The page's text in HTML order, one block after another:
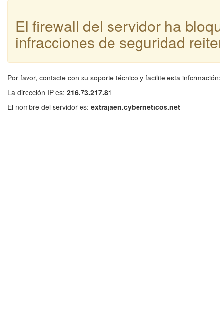
El firewall del servidor ha
infracciones de seguridad
Por favor, contacte con su soporte técnico y facilite esta información:
La dirección IP es: 216.73.217.81
El nombre del servidor es: extrajaen.cyberneticos.net